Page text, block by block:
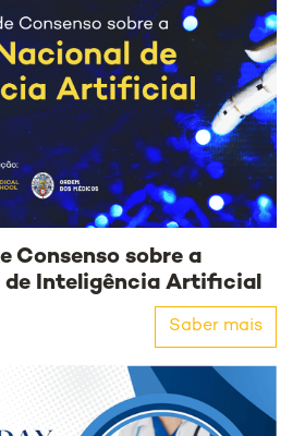
Consenso sobre a
de Inteligência Artificial
Saber mais